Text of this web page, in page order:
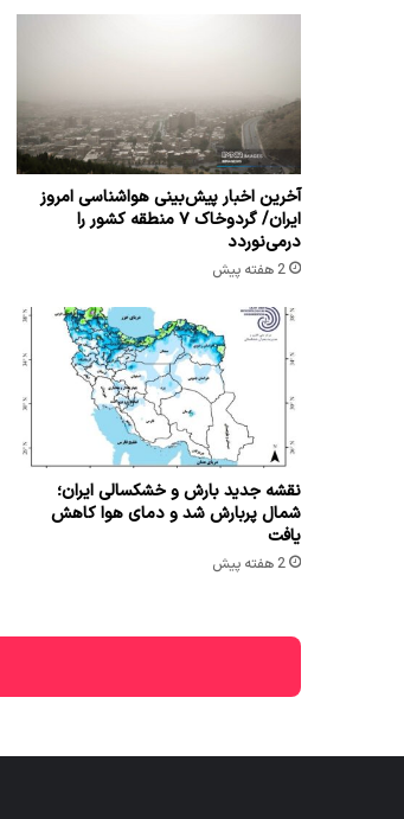
آخرین اخبار پیش‌بینی هواشناسی امروز
ایران/ گردوخاک ۷ منطقه کشور را
درمی‌نوردد
2 هفته پیش
نقشه جدید بارش و خشکسالی ایران؛
شمال پربارش شد و دمای هوا کاهش
یافت
2 هفته پیش